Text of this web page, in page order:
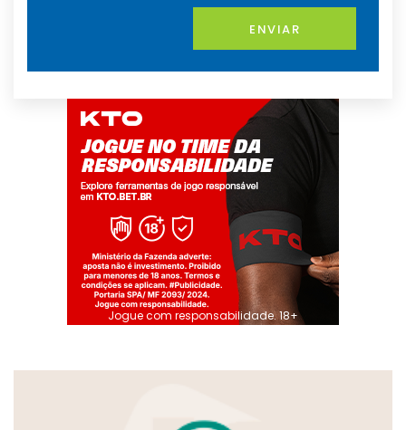
ENVIAR
Jogue com responsabilidade. 18+